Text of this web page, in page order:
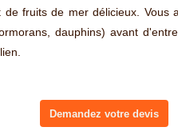
fruits de mer délicieux. Vous
dauphins) avant
Demandez votre devis